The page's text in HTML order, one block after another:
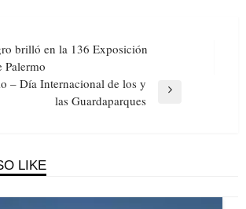
brilló en la 136 Exposición
Palermo
– Día Internacional de los y
las Guardaparques
LIKE